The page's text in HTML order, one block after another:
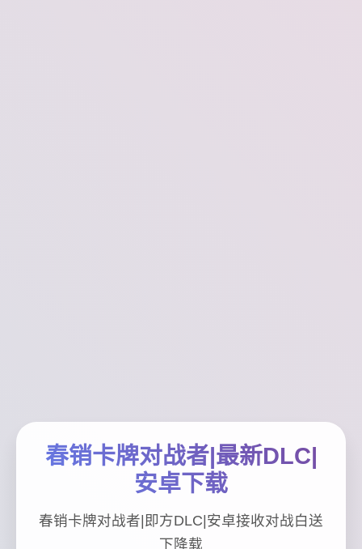
春销卡牌对战者|最新DLC|
安卓下载
春销卡牌对战者|即方DLC|安卓接收对战白送
下降载